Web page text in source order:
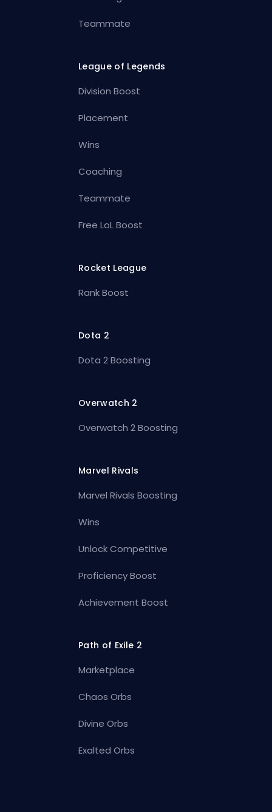
Teammate
League of Legends
Division Boost
Placement
Wins
Coaching
Teammate
Free LoL Boost
Rocket League
Rank Boost
Dota 2
Dota 2 Boosting
Overwatch 2
Overwatch 2 Boosting
Marvel Rivals
Marvel Rivals Boosting
Wins
Unlock Competitive
Proficiency Boost
Achievement Boost
Path of Exile 2
Marketplace
Chaos Orbs
Divine Orbs
Exalted Orbs